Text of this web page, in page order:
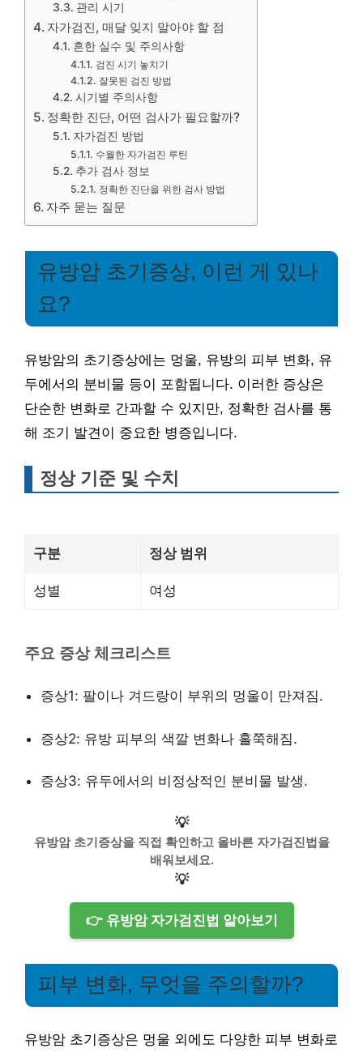
관리 시기
자가검진, 매달 잊지 말아야 할 점
흔한 실수 및 주의사항
검진 시기 놓치기
잘못된 검진 방법
시기별 주의사항
정확한 진단, 어떤 검사가 필요할까?
자가검진 방법
수월한 자가검진 루틴
추가 검사 정보
정확한 진단을 위한 검사 방법
자주 묻는 질문
유방암 초기증상, 이런 게 있나
요?
유방암의 초기증상에는 멍울, 유방의 피부 변화, 유
두에서의 분비물 등이 포함됩니다. 이러한 증상은
단순한 변화로 간과할 수 있지만, 정확한 검사를 통
해 조기 발견이 중요한 병증입니다.
정상 기준 및 수치
구분 정상 범위
성별 여성
주요 증상 체크리스트
증상1: 팔이나 겨드랑이 부위의 멍울이 만져짐.
증상2: 유방 피부의 색깔 변화나 홀쭉해짐.
증상3: 유두에서의 비정상적인 분비물 발생.
💡
유방암 초기증상을 직접 확인하고 올바른 자가검진법을
배워보세요.
💡
👉 유방암 자가검진법 알아보기
피부 변화, 무엇을 주의할까?
유방암 초기증상은 멍울 외에도 다양한 피부 변화로